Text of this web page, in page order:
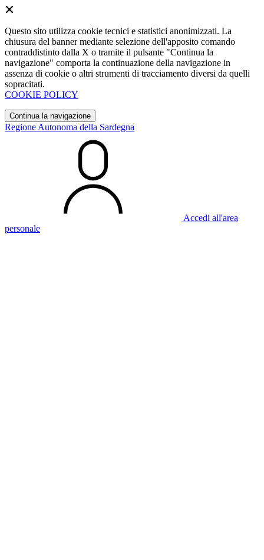
Questo sito utilizza cookie tecnici e statistici anonimizzati. La
chiusura del banner mediante selezione dell'apposito comando
contraddistinto dalla X o tramite il pulsante "Continua la
navigazione" comporta la continuazione della navigazione in
assenza di cookie o altri strumenti di tracciamento diversi da quelli
sopracitati.
COOKIE POLICY
Continua la navigazione
Regione Autonoma della Sardegna
Accedi all'area
personale